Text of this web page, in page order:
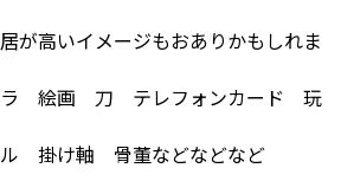
が高いイメージもおありかもしれま
ラ 絵画 刀 テレフォンカード 玩
掛け軸 骨董などなどなど